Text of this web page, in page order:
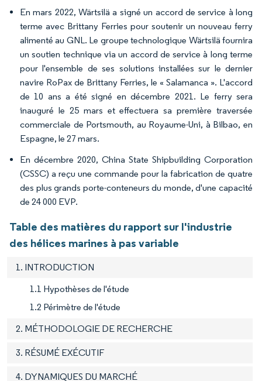
En mars 2022, Wärtsilä a signé un accord de service à long
terme avec Brittany Ferries pour soutenir un nouveau ferry
alimenté au GNL. Le groupe technologique Wärtsilä fournira
un soutien technique via un accord de service à long terme
pour l'ensemble de ses solutions installées sur le dernier
navire RoPax de Brittany Ferries, le « Salamanca ». L'accord
de 10 ans a été signé en décembre 2021. Le ferry sera
inauguré le 25 mars et effectuera sa première traversée
commerciale de Portsmouth, au Royaume-Uni, à Bilbao, en
Espagne, le 27 mars.
En décembre 2020, China State Shipbuilding Corporation
(CSSC) a reçu une commande pour la fabrication de quatre
des plus grands porte-conteneurs du monde, d'une capacité
de 24 000 EVP.
Table des matières du rapport sur l'industrie
des hélices marines à pas variable
1. INTRODUCTION
1.1 Hypothèses de l'étude
1.2 Périmètre de l'étude
2. MÉTHODOLOGIE DE RECHERCHE
3. RÉSUMÉ EXÉCUTIF
4. DYNAMIQUES DU MARCHÉ